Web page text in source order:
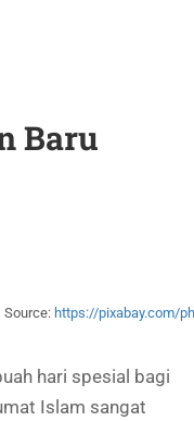
Baru
Source: https://pixabay.com/
hari spesial bagi
Islam sangat